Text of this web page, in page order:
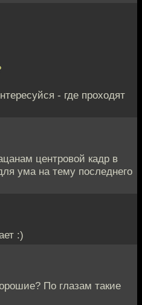
- где проходят
центровой кадр в
ума на тему последнего
:)
По глазам такие